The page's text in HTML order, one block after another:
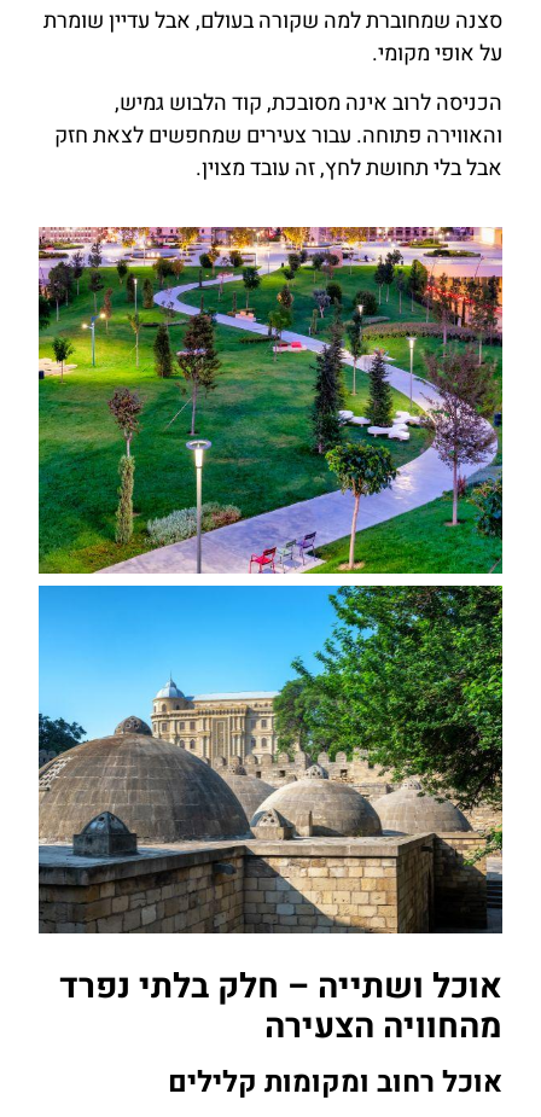
סצנה שמחוברת למה שקורה בעולם, אבל עדיין שומרת
על אופי מקומי.
הכניסה לרוב אינה מסובכת, קוד הלבוש גמיש,
והאווירה פתוחה. עבור צעירים שמחפשים לצאת חזק
אבל בלי תחושת לחץ, זה עובד מצוין.
אוכל ושתייה – חלק בלתי נפרד
מהחוויה הצעירה
אוכל רחוב ומקומות קלילים